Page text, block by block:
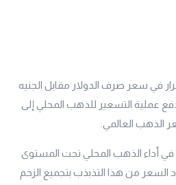
في سعر صرف الدولار مقابل الجنيه
عملية التسعير للذهب المحلي إلى
الذهب العالمي.
في أداء الذهب المحلي تحت المستوى
السعر من هذا التذبذب بتجميع الزخم